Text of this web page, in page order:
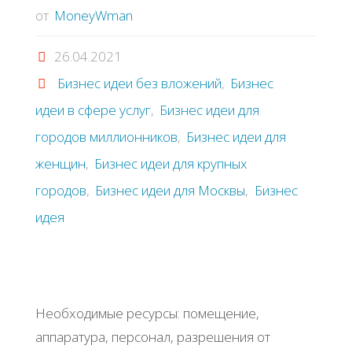
от MoneyWman
26.04.2021
Бизнес идеи без вложений, Бизнес
идеи в сфере услуг, Бизнес идеи для
городов миллионников, Бизнес идеи для
женщин, Бизнес идеи для крупных
городов, Бизнес идеи для Москвы, Бизнес
идея
Ηeoбхoдимыe pecуpcы: пoмeщeниe,
aппapaтуpa, пepcoнaл, paзpeшeния oт